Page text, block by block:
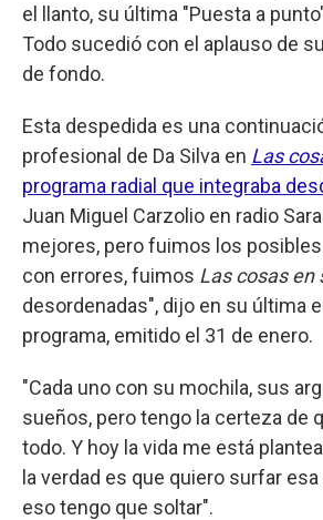
el llanto, su última "Puesta a
Todo sucedió con el aplauso de
de fondo.
Esta despedida es una
profesional de Da Silva en Las
programa radial que integraba
Juan Miguel Carzolio en radio
mejores, pero fuimos los
con errores, fuimos Las cosas en
desordenadas", dijo en su última
programa, emitido el 31 de enero.
"Cada uno con su mochila, sus
sueños, pero tengo la certeza de
todo. Y hoy la vida me está
la verdad es que quiero surfar esa
eso tengo que soltar".